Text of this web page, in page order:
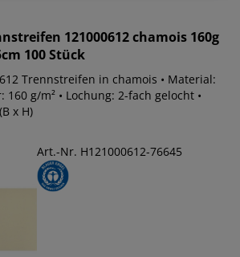
121000612 chamois 160g
100 Stück
Trennstreifen in chamois • Material:
160 g/m² • Lochung: 2-fach gelocht •
x H)
Art.-Nr. H121000612-76645